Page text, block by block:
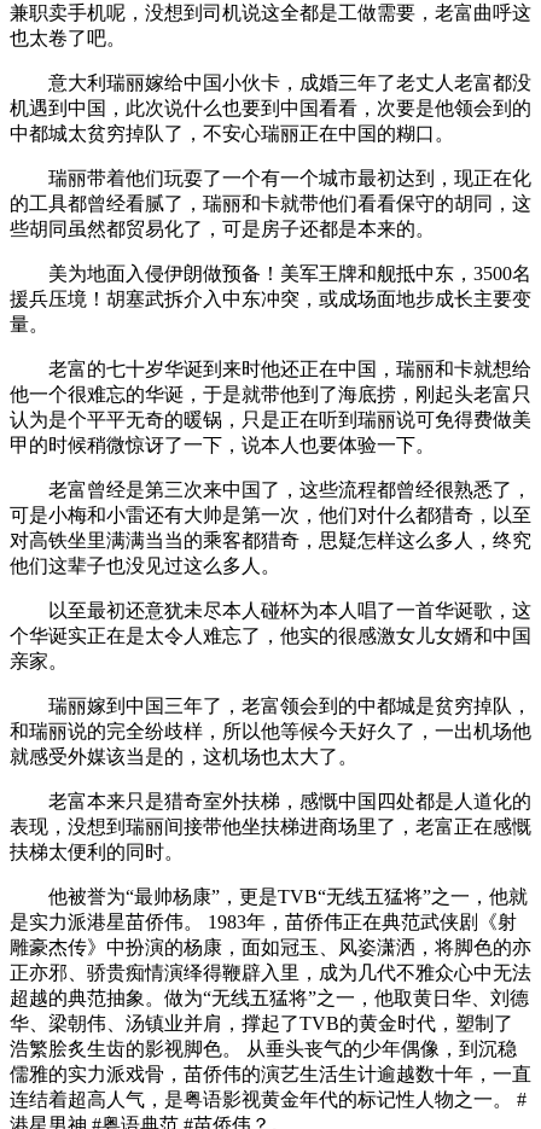
兼职卖手机呢，没想到司机说这全都是工做需要，老富曲呼这
也太卷了吧。
意大利瑞丽嫁给中国小伙卡，成婚三年了老丈人老富都没
机遇到中国，此次说什么也要到中国看看，次要是他领会到的
中都城太贫穷掉队了，不安心瑞丽正在中国的糊口。
瑞丽带着他们玩耍了一个有一个城市最初达到，现正在化
的工具都曾经看腻了，瑞丽和卡就带他们看看保守的胡同，这
些胡同虽然都贸易化了，可是房子还都是本来的。
美为地面入侵伊朗做预备！美军王牌和舰抵中东，3500名
援兵压境！胡塞武拆介入中东冲突，或成场面地步成长主要变
量。
老富的七十岁华诞到来时他还正在中国，瑞丽和卡就想给
他一个很难忘的华诞，于是就带他到了海底捞，刚起头老富只
认为是个平平无奇的暖锅，只是正在听到瑞丽说可免得费做美
甲的时候稍微惊讶了一下，说本人也要体验一下。
老富曾经是第三次来中国了，这些流程都曾经很熟悉了，
可是小梅和小雷还有大帅是第一次，他们对什么都猎奇，以至
对高铁坐里满满当当的乘客都猎奇，思疑怎样这么多人，终究
他们这辈子也没见过这么多人。
以至最初还意犹未尽本人碰杯为本人唱了一首华诞歌，这
个华诞实正在是太令人难忘了，他实的很感激女儿女婿和中国
亲家。
瑞丽嫁到中国三年了，老富领会到的中都城是贫穷掉队，
和瑞丽说的完全纷歧样，所以他等候今天好久了，一出机场他
就感受外媒该当是的，这机场也太大了。
老富本来只是猎奇室外扶梯，感慨中国四处都是人道化的
表现，没想到瑞丽间接带他坐扶梯进商场里了，老富正在感慨
扶梯太便利的同时。
他被誉为“最帅杨康”，更是TVB“无线五猛将”之一，他就
是实力派港星苗侨伟。 1983年，苗侨伟正在典范武侠剧《射
雕豪杰传》中扮演的杨康，面如冠玉、风姿潇洒，将脚色的亦
正亦邪、骄贵痴情演绎得鞭辟入里，成为几代不雅众心中无法
超越的典范抽象。做为“无线五猛将”之一，他取黄日华、刘德
华、梁朝伟、汤镇业并肩，撑起了TVB的黄金时代，塑制了
浩繁脍炙生齿的影视脚色。 从垂头丧气的少年偶像，到沉稳
儒雅的实力派戏骨，苗侨伟的演艺生活生计逾越数十年，一直
连结着超高人气，是粤语影视黄金年代的标记性人物之一。 #
港星男神 #粤语典范 #苗侨伟？。